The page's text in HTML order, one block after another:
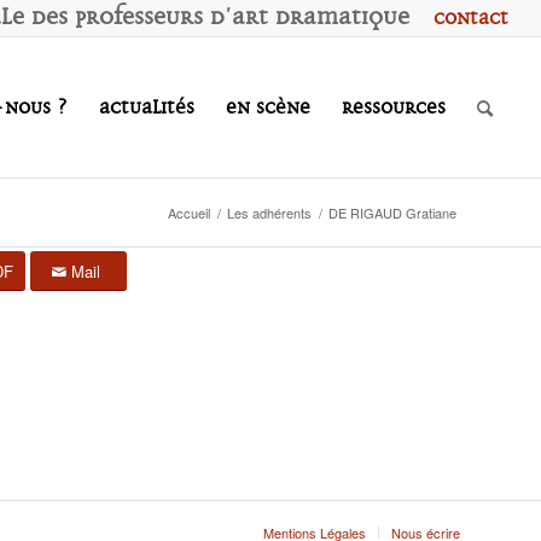
Contact
des Professeurs d'Art Dramatique
? Actualités En scène Ressources
Accueil / Les adhérents / DE RIGAUD Gratiane
Mail
Mentions Légales Nous écrire